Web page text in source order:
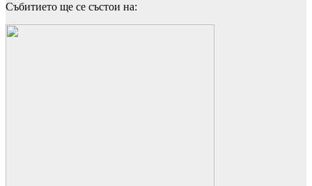
Събитието ще се състои на: